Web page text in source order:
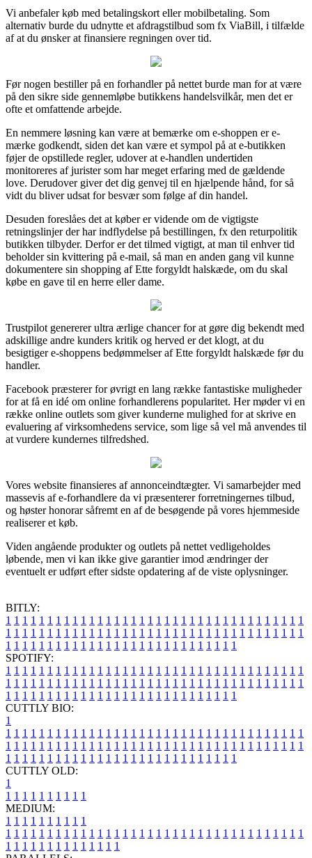
Vi anbefaler køb med betalingskort eller mobilbetaling. Som
alternativ burde du udnytte et afdragstilbud som fx ViaBill, i tilfælde
af at du ønsker at finansiere regningen over tid.
Før nogen bestiller på en forhandler på nettet burde man for at være
på den sikre side gennemløbe butikkens handelsvilkår, men det er
ofte et omfattende arbejde.
En nemmere løsning kan være at bemærke om e-shoppen er e-
mærke godkendt, siden det kan være et sympol på at e-butikken
føjer de opstillede regler, udover at e-handlen undertiden
monitoreres af jurister som har meget erfaring med de gældende
love. Derudover giver det dig genvej til en hjælpende hånd, for så
vidt du bliver udsat for besvær som følge af din handel.
Desuden foreslåes det at køber er vidende om de vigtigste
retningslinjer der har indflydelse på bestillingen, fx den returpolitik
butikken tilbyder. Derfor er det tilmed vigtigt, at man til enhver tid
beholder sin kvittering på e-mail, så man en anden gang vil kunne
dokumentere sin shopping af Ette forgyldt halskæde, om du skal
købe en gave til en herre eller dame.
Trustpilot genererer ultra ærlige chancer for at gøre dig bekendt med
adskillige andre kunders kritik og herved er det klogt, at du
besigtiger e-shoppens bedømmelser af Ette forgyldt halskæde før du
handler.
Facebook præsterer for øvrigt en lang række fantastiske muligheder
for at få en idé om online forhandlerens popularitet. Her møder vi en
række online outlets som giver kunderne mulighed for at skrive en
evaluering af virksomhedens service, som lige så vel må anvendes til
at vurdere kundernes tilfredshed.
Vores website finansieres af annonceindtægter. Vi samarbejder med
massevis af e-forhandlere da vi præsenterer forretningernes tilbud,
og høster honorar såfremt en af de besøgende på vores hjemmeside
realiserer et køb.
Viden angående produkter og outlets på nettet vedligeholdes
løbende, men vi kan ikke give garantier imod ændringer der
eventuelt er udført efter sidste opdatering af de viste oplysninger.
BITLY:
1 1 1 1 1 1 1 1 1 1 1 1 1 1 1 1 1 1 1 1 1 1 1 1 1 1 1 1 1 1 1 1 1 1 1 1
1 1 1 1 1 1 1 1 1 1 1 1 1 1 1 1 1 1 1 1 1 1 1 1 1 1 1 1 1 1 1 1 1 1 1 1
1 1 1 1 1 1 1 1 1 1 1 1 1 1 1 1 1 1 1 1 1 1 1 1 1 1 1 1
SPOTIFY:
1 1 1 1 1 1 1 1 1 1 1 1 1 1 1 1 1 1 1 1 1 1 1 1 1 1 1 1 1 1 1 1 1 1 1 1
1 1 1 1 1 1 1 1 1 1 1 1 1 1 1 1 1 1 1 1 1 1 1 1 1 1 1 1 1 1 1 1 1 1 1 1
1 1 1 1 1 1 1 1 1 1 1 1 1 1 1 1 1 1 1 1 1 1 1 1 1 1 1 1
CUTTLY BIO:
1
1 1 1 1 1 1 1 1 1 1 1 1 1 1 1 1 1 1 1 1 1 1 1 1 1 1 1 1 1 1 1 1 1 1 1 1
1 1 1 1 1 1 1 1 1 1 1 1 1 1 1 1 1 1 1 1 1 1 1 1 1 1 1 1 1 1 1 1 1 1 1 1
1 1 1 1 1 1 1 1 1 1 1 1 1 1 1 1 1 1 1 1 1 1 1 1 1 1 1 1
CUTTLY OLD:
1
1 1 1 1 1 1 1 1 1 1
MEDIUM:
1 1 1 1 1 1 1 1 1 1
1 1 1 1 1 1 1 1 1 1 1 1 1 1 1 1 1 1 1 1 1 1 1 1 1 1 1 1 1 1 1 1 1 1 1 1
1 1 1 1 1 1 1 1 1 1 1 1 1 1